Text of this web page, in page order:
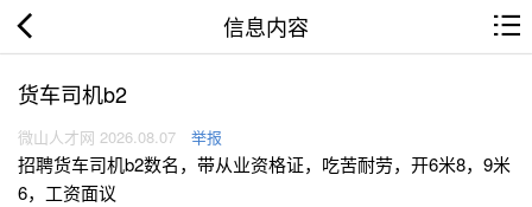
信息内容
货车司机b2
微山人才网 2026.08.07 举报
招聘货车司机b2数名，带从业资格证，吃苦耐劳，开6米8，9米
6，工资面议